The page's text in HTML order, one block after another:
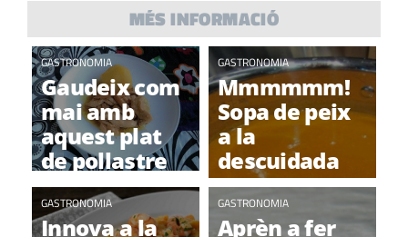
MÉS INFORMACIÓ
GASTRONOMIA
Gaudeix com
mai amb
aquest plat
de pollastre
amb poma i
canyella!
GASTRONOMIA
Mmmmmm!
Sopa de peix
a la
descuidada
GASTRONOMIA
Innova a la
GASTRONOMIA
Aprèn a fer